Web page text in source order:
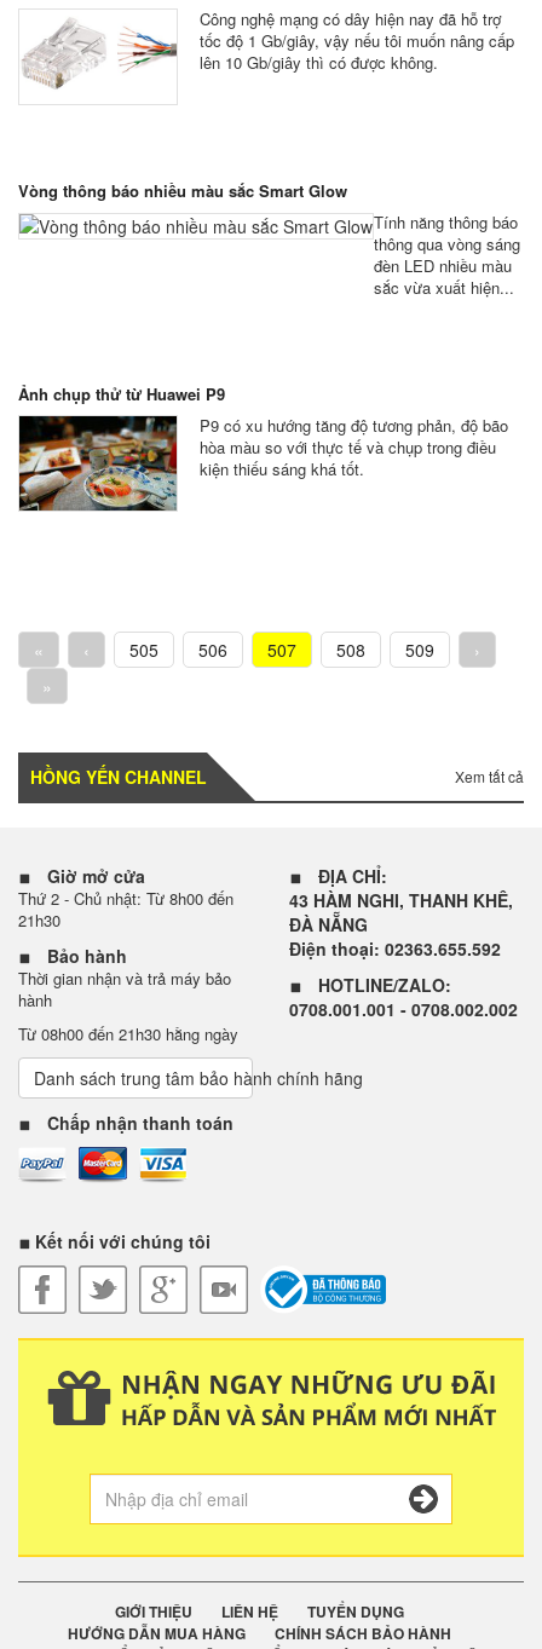
Công nghệ mạng có dây hiện nay đã hỗ trợ
tốc độ 1 Gb/giây, vậy nếu tôi muốn nâng cấp
lên 10 Gb/giây thì có được không.
Vòng thông báo nhiều màu sắc Smart Glow
Tính năng thông báo
thông qua vòng sáng
đèn LED nhiều màu
sắc vừa xuất hiện...
Ảnh chụp thử từ Huawei P9
P9 có xu hướng tăng độ tương phản, độ bão
hòa màu so với thực tế và chụp trong điều
kiện thiếu sáng khá tốt.
« ‹ 505 506 507 508 509
›
»
HỒNG YẾN CHANNEL Xem tất cả
Giờ mở cửa
Thứ 2 - Chủ nhật: Từ 8h00 đến
21h30
Bảo hành
Thời gian nhận và trả máy bảo
hành
Từ 08h00 đến 21h30 hằng ngày
Danh sách trung tâm bảo hành chính hãng
Chấp nhận thanh toán
ĐỊA CHỈ:
43 HÀM NGHI, THANH KHÊ,
ĐÀ NẴNG
Điện thoại: 02363.655.592
HOTLINE/ZALO:
0708.001.001 - 0708.002.002
Kết nối với chúng tôi
GIỚI THIỆU LIÊN HỆ
TUYỂN DỤNG
HƯỚNG DẪN MUA HÀNG
CHÍNH SÁCH BẢO HÀNH